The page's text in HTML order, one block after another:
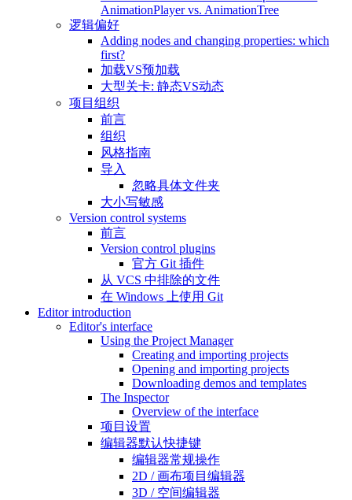
AnimationPlayer vs. AnimationTree
逻辑偏好
Adding nodes and changing properties: which
first?
加载VS预加载
大型关卡: 静态VS动态
项目组织
前言
组织
风格指南
导入
忽略具体文件夹
大小写敏感
Version control systems
前言
Version control plugins
官方 Git 插件
从 VCS 中排除的文件
在 Windows 上使用 Git
Editor introduction
Editor's interface
Using the Project Manager
Creating and importing projects
Opening and importing projects
Downloading demos and templates
The Inspector
Overview of the interface
项目设置
编辑器默认快捷键
编辑器常规操作
2D / 画布项目编辑器
3D / 空间编辑器